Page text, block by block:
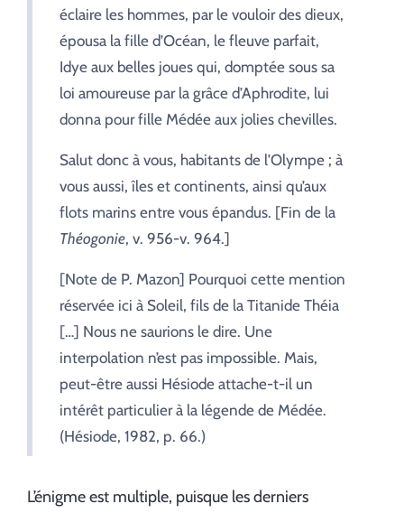
éclaire les hommes, par le vouloir des dieux,
épousa la fille d’Océan, le fleuve parfait,
Idye aux belles joues qui, domptée sous sa
loi amoureuse par la grâce d’Aphrodite, lui
donna pour fille Médée aux jolies chevilles.
Salut donc à vous, habitants de l’Olympe ; à
vous aussi, îles et continents, ainsi qu’aux
flots marins entre vous épandus. [Fin de la
Théogonie, v. 956-v. 964.]
[Note de P. Mazon] Pourquoi cette mention
réservée ici à Soleil, fils de la Titanide Théia
[…] Nous ne saurions le dire. Une
interpolation n’est pas impossible. Mais,
peut-être aussi Hésiode attache-t-il un
intérêt particulier à la légende de Médée.
(Hésiode, 1982, p. 66.)
L’énigme est multiple, puisque les derniers